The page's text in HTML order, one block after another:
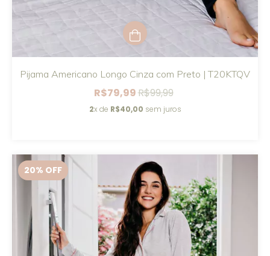
Pijama Americano Longo Cinza com Preto | T20KTQV
R$79,99R$99,99
2x de R$40,00 sem juros
20% OFF